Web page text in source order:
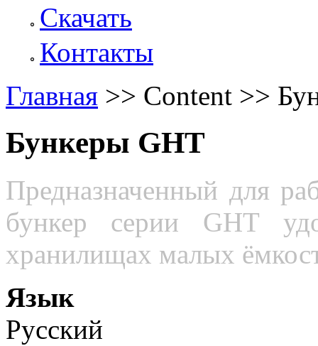
Скачать
Контакты
Главная >> Content >>
Бункеры GHT
Предназначенный для
бункер серии GHT
хранилищах малых
Язык
Русский